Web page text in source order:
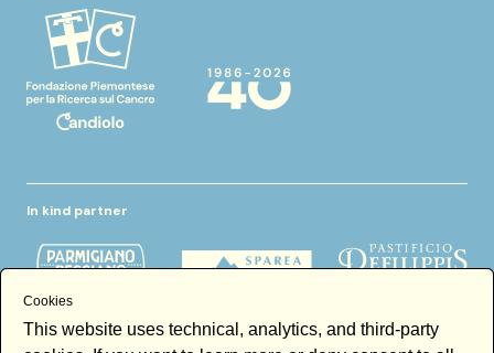
In kind partner
Cookies
This website uses technical, analytics, and third-party